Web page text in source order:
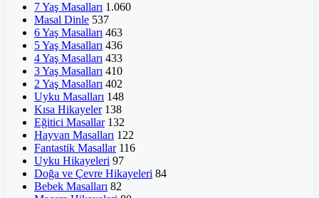
7 Yaş Masalları 1.060
Masal Dinle 537
6 Yaş Masalları 463
5 Yaş Masalları 436
4 Yaş Masalları 433
3 Yaş Masalları 410
2 Yaş Masalları 402
Uyku Masalları 148
Kısa Hikayeler 138
Eğitici Masallar 132
Hayvan Masalları 122
Fantastik Masallar 116
Uyku Hikayeleri 97
Doğa ve Çevre Hikayeleri 84
Bebek Masalları 82